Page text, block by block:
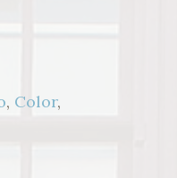
, Color,